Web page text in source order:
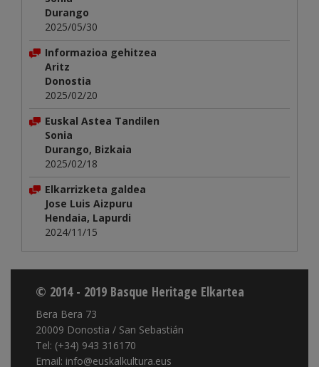
Durango
2025/05/30
Informazioa gehitzea
Aritz
Donostia
2025/02/20
Euskal Astea Tandilen
Sonia
Durango, Bizkaia
2025/02/18
Elkarrizketa galdea
Jose Luis Aizpuru
Hendaia, Lapurdi
2024/11/15
© 2014 - 2019 Basque Heritage Elkartea
Bera Bera 73
20009 Donostia / San Sebastián
Tel: (+34) 943 316170
Email: info@euskalkultura.eus